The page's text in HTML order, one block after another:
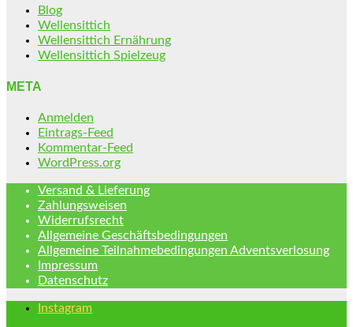
Blog
Wellensittich
Wellensittich Ernährung
Wellensittich Spielzeug
META
Anmelden
Eintrags-Feed
Kommentar-Feed
WordPress.org
Versand & Lieferung
Zahlungsweisen
Widerrufsrecht
Allgemeine Geschäftsbedingungen
Allgemeine Teilnahmebedingungen Adventsverlosung
Impressum
Datenschutz
Instagram